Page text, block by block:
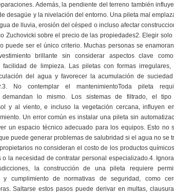
Además, la pendiente del terreno también
desagüe y la nivelación del entorno. Una pileta mal
de lluvia, erosión del césped o incluso afectar
Zuchovicki sobre el precio de las propiedades2. Elegir solo
puede ser el único criterio. Muchas personas se
brillante sin considerar aspectos clave
de limpieza. Las piletas con formas irregulares,
del agua y favorecer la acumulación de
No contemplar el mantenimientoToda pileta
demandan lo mismo. Los sistemas de filtrado, el tipo
y al viento, e incluso la vegetación cercana, influyen
Un error común es instalar una pileta sin
un espacio técnico adecuado para los equipos. Esto no
puede generar problemas de salubridad si el agua no se
no consideran el costo de los productos
la necesidad de contratar personal especializado.4.
la construcción de una pileta requiere
y cumplimiento de normativas de seguridad, como
Saltarse estos pasos puede derivar en multas,